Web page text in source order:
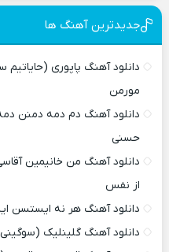
جدیدترین آهنگ ها
دانلود آهنگ پاپوری
مورمن
دانلود آهنگ دم دمه دمنن
حسنی
دانلود آهنگ من خانیمین
از نفس
دانلود آهنگ هر نه ایستسن
دانلود آهنگ گلینلیک